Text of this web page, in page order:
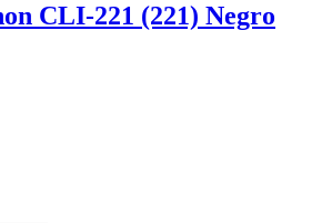
CLI-221 (221) Negro